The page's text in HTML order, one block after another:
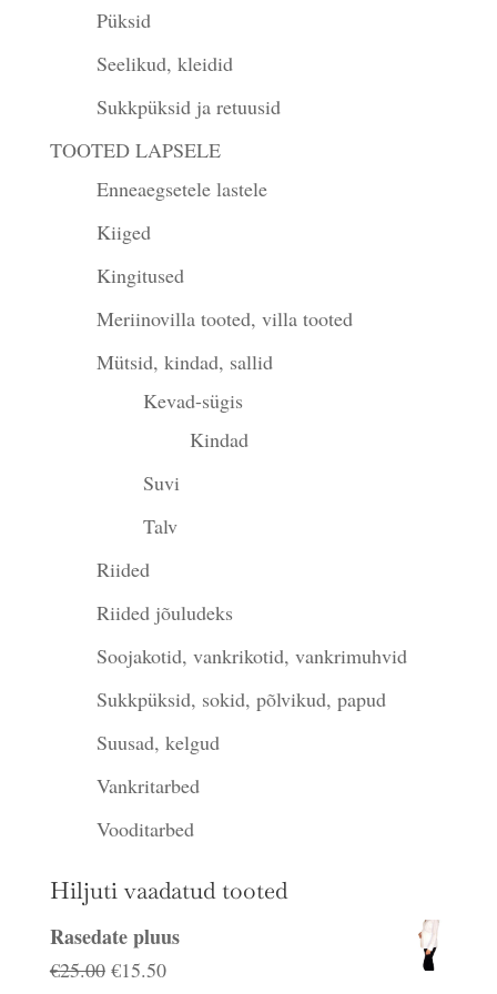
Püksid
Seelikud, kleidid
Sukkpüksid ja retuusid
TOOTED LAPSELE
Enneaegsetele lastele
Kiiged
Kingitused
Meriinovilla tooted, villa tooted
Mütsid, kindad, sallid
Kevad-sügis
Kindad
Suvi
Talv
Riided
Riided jõuludeks
Soojakotid, vankrikotid, vankrimuhvid
Sukkpüksid, sokid, põlvikud, papud
Suusad, kelgud
Vankritarbed
Vooditarbed
Hiljuti vaadatud tooted
Rasedate pluus
€25.00 Algne
€15.50Praegune